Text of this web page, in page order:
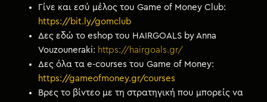
Γίνε και εσύ μέλος του Game of Money Club:
https://bit.ly/gomclub
Δες εδώ το eshop του HAIRGOALS by Anna
Vouzouneraki: https://hairgoals.gr/
Δες όλα τα e-courses του Game of Money:
https://gameofmoney.gr/courses
Βρες το βίντεο με τη στρατηγική που μπορείς να